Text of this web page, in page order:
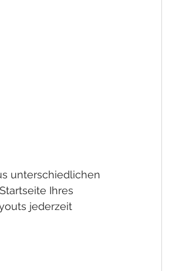
unterschiedlichen
Ihres
jederzeit